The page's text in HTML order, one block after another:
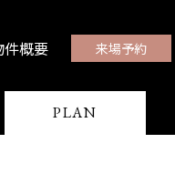
件概要 来場予約
PLAN